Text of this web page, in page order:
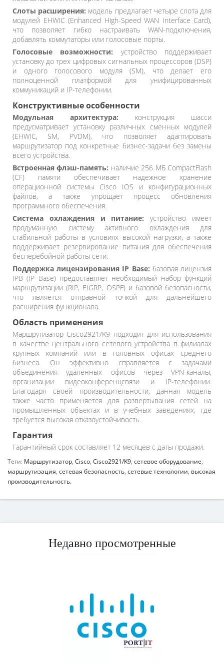
Слоты расширения: модель предлагает четыре слота для
модулей EHWIC (Enhanced High-Speed WAN Interface Card),
что позволяет гибко настраивать WAN-подключения,
добавлять коммутаторы или голосовые порты.
Голосовые возможности: устройство поддерживает
установку до трех цифровых сигнальных процессоров (DSP)
и одного голосового модуля (SM), что делает его
полноценной платформой для унифицированных
коммуникаций и IP-телефонии.
Конструктивные особенности
Модульная архитектура: конструкция шасси
предусматривает установку различных сменных модулей
(EHWIC, SM, PVDM), что позволяет адаптировать
маршрутизатор под конкретные бизнес-задачи без замены
всего устройства.
Встроенная флэш-память: наличие 256 МБ CompactFlash
(CF) памяти обеспечивает надежное хранение
операционной системы Cisco IOS и конфигурационных
файлов, а также упрощает процесс обновления
программного обеспечения.
Система охлаждения и питание: устройство имеет
продуманную систему активного охлаждения для
стабильной работы в условиях высокой нагрузки, а также
поддерживает резервирование питания для обеспечения
бесперебойной работы сети.
Поддержка лицензирования IP Base: базовая лицензия
IPB (IP Base) предоставляет необходимый набор функций
маршрутизации (RIP, EIGRP, OSPF) и базовой безопасности,
что является отправной точкой для дальнейшего
расширения функционала.
Область применения
Маршрутизатор Cisco2921/K9 подходит для использования
в качестве центрального сетевого устройства в филиалах
крупных компаний или в головных офисах среднего
бизнеса. Он эффективно справляется с задачами
объединения удаленных офисов через VPN-каналы,
организации видеоконференцсвязи и IP-телефонии.
Благодаря своей производительности, данная модель
также часто применяется для развертывания сетей на
промышленных объектах и в учебных заведениях, где
требуется высокая отказоустойчивость.
Гарантия
Гарантийный срок составляет 12 месяцев с даты продажи.
Теги: Маршрутизатор, Cisco, Cisco2921/K9, сетевое оборудование,
маршрутизация, сетевая безопасность, сетевые технологии, высокая
производительность.
Недавно просмотренные